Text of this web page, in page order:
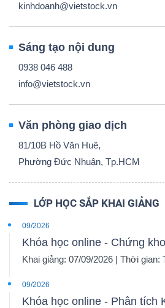
kinhdoanh@vietstock.vn
Sáng tạo nội dung
0938 046 488
info@vietstock.vn
Văn phòng giao dịch
81/10B Hồ Văn Huê,
Phường Đức Nhuận, Tp.HCM
LỚP HỌC SẮP KHAI GIẢNG
09/2026
Khóa học online - Chứng
Khai giảng: 07/09/2026 | Thời gian:
09/2026
Khóa học online - Phân tích